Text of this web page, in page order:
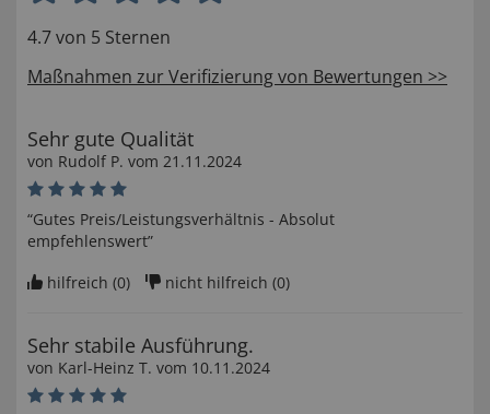
4.7 von 5 Sternen
Maßnahmen zur Verifizierung von Bewertungen >>
Sehr gute Qualität
von Rudolf P. vom 21.11.2024
“Gutes Preis/Leistungsverhältnis - Absolut
empfehlenswert”
hilfreich (0) nicht hilfreich (0)
Sehr stabile Ausführung.
von Karl-Heinz T. vom 10.11.2024